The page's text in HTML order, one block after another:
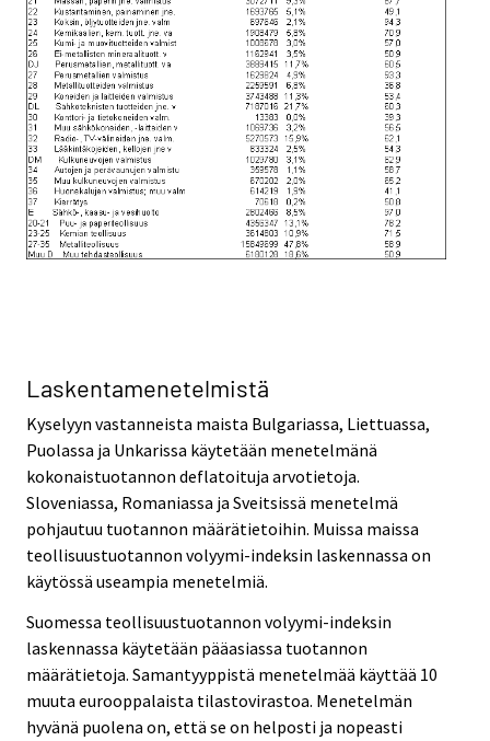
Laskentamenetelmistä
Kyselyyn vastanneista maista Bulgariassa, Liettuassa,
Puolassa ja Unkarissa käytetään menetelmänä
kokonaistuotannon deflatoituja arvotietoja.
Sloveniassa, Romaniassa ja Sveitsissä menetelmä
pohjautuu tuotannon määrätietoihin. Muissa maissa
teollisuustuotannon volyymi-indeksin laskennassa on
käytössä useampia menetelmiä.
Suomessa teollisuustuotannon volyymi-indeksin
laskennassa käytetään pääasiassa tuotannon
määrätietoja. Samantyyppistä menetelmää käyttää 10
muuta eurooppalaista tilastovirastoa. Menetelmän
hyvänä puolena on, että se on helposti ja nopeasti